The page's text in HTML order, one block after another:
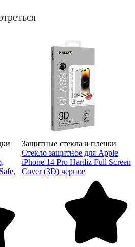
Защитные стекла и пленки
Стекло защитное для Apple
iPhone 14 Pro Hardiz Full Screen
Cover (3D) черное